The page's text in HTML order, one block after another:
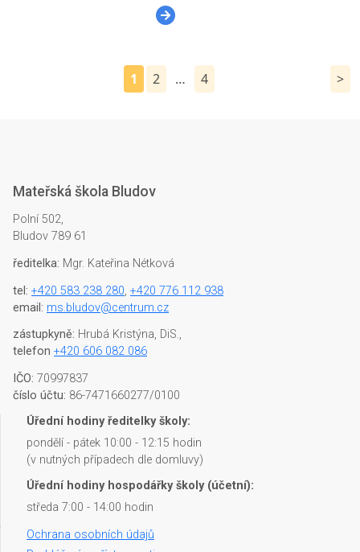
Stránkování
1 2 … 4 >
Mateřská škola Bludov
Polní 502,
Bludov 789 61
ředitelka: Mgr. Kateřina Nétková
tel: +420 583 238 280, +420 776 112 938
email: ms.bludov@centrum.cz
zástupkyně: Hrubá Kristýna, DiS.,
telefon +420 606 082 086
IČO: 70997837
číslo účtu: 86-7471660277/0100
Úřední hodiny ředitelky školy:
pondělí - pátek 10:00 - 12:15 hodin
(v nutných případech dle domluvy)
Úřední hodiny hospodářky školy (účetní):
středa 7:00 - 14:00 hodin
Ochrana osobních údajů